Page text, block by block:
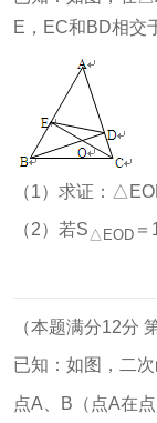
E，EC和BD相交
（1）求证：
（2）若S △EOD
（本题满分12分
已知：如图，二
点A、B（点A在